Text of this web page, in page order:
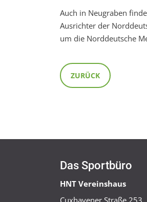
Auch in Neugraben
Ausrichter der
um die Norddeutsche
ZURÜCK
Das Sportbüro
HNT Vereinshaus
Cuxhavener Straße 253